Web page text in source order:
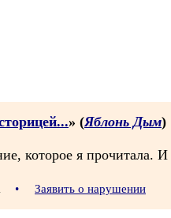
» (Яблонь Дым)
которое я прочитала.
• Заявить о нарушении